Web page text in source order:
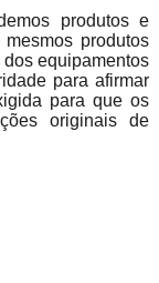
produtos e
produtos
equipamentos
para afirmar
para que os
originais de